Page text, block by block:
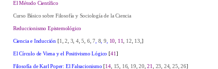
El Método Científico
Curso Básico sobre Filosofía y Sociología de la Ciencia
Reduccionismo Epistemológico
Ciencia e Inducción [1 ,2 3 4,5 6 7 8 ,9 10 11 12 13 ,]
El Círculo de Viena y el Positivismo Lógico [41 ]
Filosofía de Karl Poper: El Falsacionismo [14, 15 16 19 ,20 ,21 23 24,25 ,26]